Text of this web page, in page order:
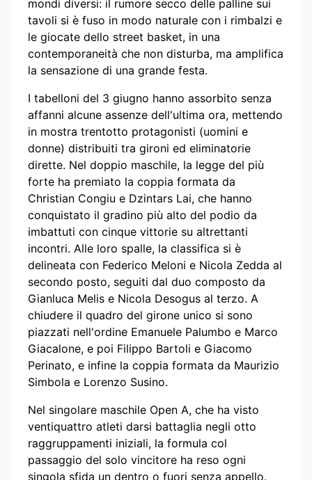
mondi diversi: il rumore secco delle palline sui
tavoli si è fuso in modo naturale con i rimbalzi e
le giocate dello street basket, in una
contemporaneità che non disturba, ma amplifica
la sensazione di una grande festa.
I tabelloni del 3 giugno hanno assorbito senza
affanni alcune assenze dell'ultima ora, mettendo
in mostra trentotto protagonisti (uomini e
donne) distribuiti tra gironi ed eliminatorie
dirette. Nel doppio maschile, la legge del più
forte ha premiato la coppia formata da
Christian Congiu e Dzintars Lai, che hanno
conquistato il gradino più alto del podio da
imbattuti con cinque vittorie su altrettanti
incontri. Alle loro spalle, la classifica si è
delineata con Federico Meloni e Nicola Zedda al
secondo posto, seguiti dal duo composto da
Gianluca Melis e Nicola Desogus al terzo. A
chiudere il quadro del girone unico si sono
piazzati nell'ordine Emanuele Palumbo e Marco
Giacalone, e poi Filippo Bartoli e Giacomo
Perinato, e infine la coppia formata da Maurizio
Simbola e Lorenzo Susino.
Nel singolare maschile Open A, che ha visto
ventiquattro atleti darsi battaglia negli otto
raggruppamenti iniziali, la formula col
passaggio del solo vincitore ha reso ogni
singola sfida un dentro o fuori senza appello.